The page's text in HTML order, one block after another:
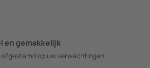
en gemakkelijk
afgestemd op uw verwachtingen.